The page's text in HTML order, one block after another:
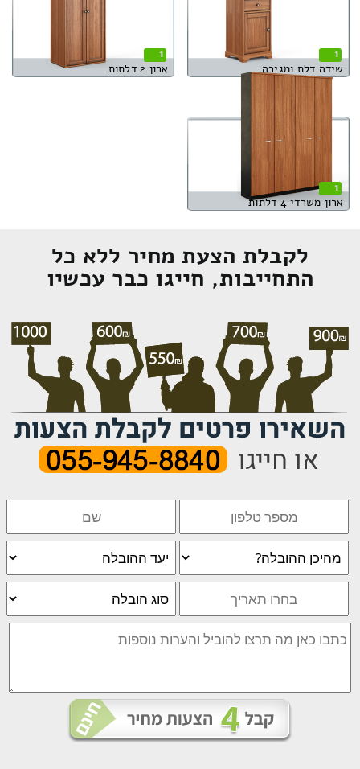
1
שידה דלת ומגירה
1
ארון 2 דלתות
1
ארון משרדי 4 דלתות
לקבלת הצעת מחיר ללא כל
התחייבות, חייגו כבר עכשיו